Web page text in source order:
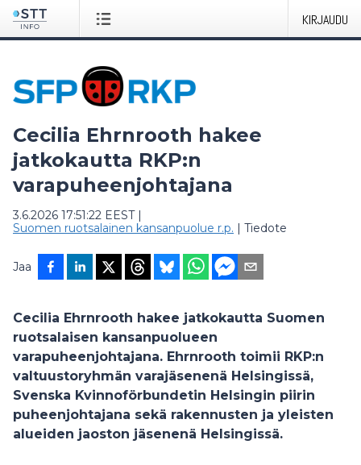
KIRJAUDU
Cecilia Ehrnrooth hakee
jatkokautta RKP:n
varapuheenjohtajana
3.6.2026 17:51:22 EEST|
Suomen ruotsalainen kansanpuolue r.p. | Tiedote
Jaa
Cecilia Ehrnrooth hakee jatkokautta Suomen
ruotsalaisen kansanpuolueen
varapuheenjohtajana. Ehrnrooth toimii RKP:n
valtuustoryhmän varajäsenenä Helsingissä,
Svenska Kvinnoförbundetin Helsingin piirin
puheenjohtajana sekä rakennusten ja yleisten
alueiden jaoston jäsenenä Helsingissä.